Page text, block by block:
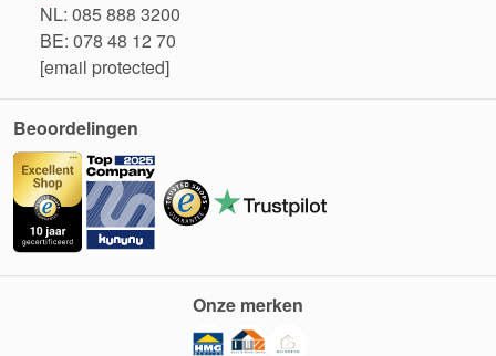
NL: 085 888 3200
BE: 078 48 12 70
[email protected]
Beoordelingen
Onze merken